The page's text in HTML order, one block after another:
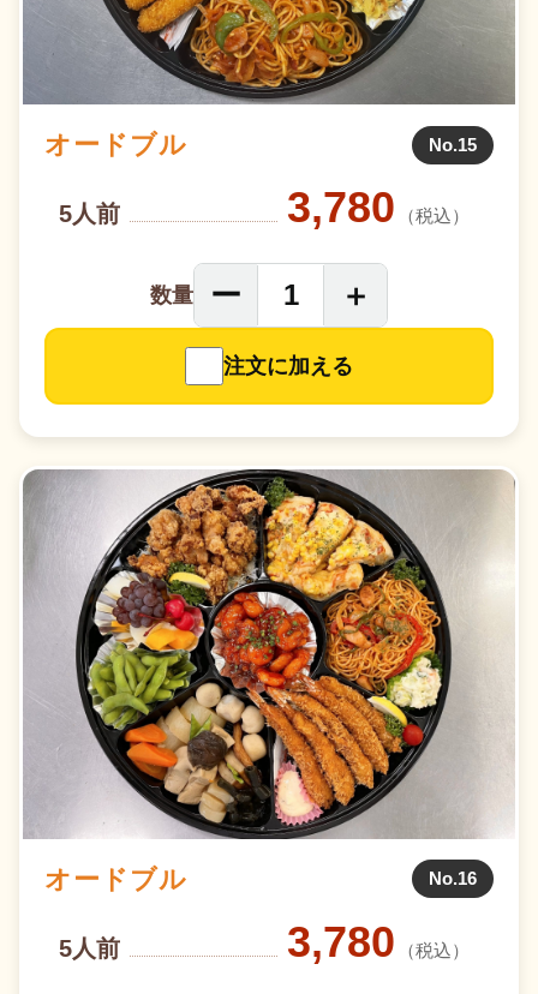
オードブル No.15
5人前 3,780 （税込）
数量 ー 1 ＋
注文に加える
オードブル No.16
5人前 3,780 （税込）